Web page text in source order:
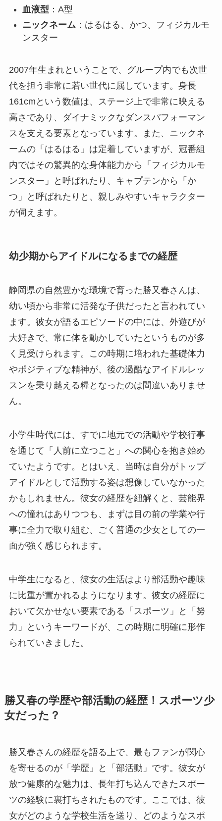
血液型 ：A型
ニックネーム ：はるはる、かつ、フィジカルモ
ンスター
2007年生まれということで、グループ内でも次世
代を担う非常に若い世代に属しています。身長
161cmという数値は、ステージ上で非常に映える
高さであり、ダイナミックなダンスパフォーマン
スを支える要素となっています。また、ニックネ
ームの「はるはる」は定着していますが、冠番組
内ではその驚異的な身体能力から「フィジカルモ
ンスター」と呼ばれたり、キャプテンから「か
つ」と呼ばれたりと、親しみやすいキャラクター
が伺えます。
幼少期からアイドルになるまでの経歴
静岡県の自然豊かな環境で育った勝又春さんは、
幼い頃から非常に活発な子供だったと言われてい
ます。彼女が語るエピソードの中には、外遊びが
大好きで、常に体を動かしていたというものが多
く見受けられます。この時期に培われた基礎体力
やポジティブな精神が、後の過酷なアイドルレッ
スンを乗り越える糧となったのは間違いありませ
ん。
小学生時代には、すでに地元での活動や学校行事
を通じて「人前に立つこと」への関心を抱き始め
ていたようです。とはいえ、当時は自分がトップ
アイドルとして活動する姿は想像していなかった
かもしれません。彼女の経歴を紐解くと、芸能界
への憧れはありつつも、まずは目の前の学業や行
事に全力で取り組む、ごく普通の少女としての一
面が強く感じられます。
中学生になると、彼女の生活はより部活動や趣味
に比重が置かれるようになります。彼女の経歴に
おいて欠かせない要素である「スポーツ」と「努
力」というキーワードが、この時期に明確に形作
られていきました。
勝又春の学歴や部活動の経歴！スポーツ少
女だった？
勝又春さんの経歴を語る上で、最もファンが関心
を寄せるのが「学歴」と「部活動」です。彼女が
放つ健康的な魅力は、長年打ち込んできたスポー
ツの経験に裏打ちされたものです。ここでは、彼
女がどのような学校生活を送り、どのようなスポ